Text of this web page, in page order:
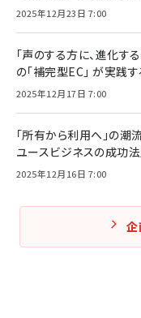
2025年12月23日 7:00
「声のする方に、進化す
の「補完型EC」 が実践
2025年12月17日 7:00
「所有から利用へ」の潮
ユースビジネスの成功
2025年12月16日 7:00
企